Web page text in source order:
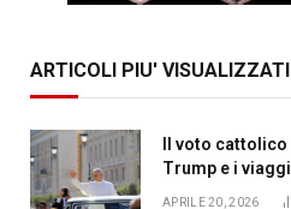
ARTICOLI PIU' VISUALIZZATI
Il voto
Trump e i
APRILE 20, 2026